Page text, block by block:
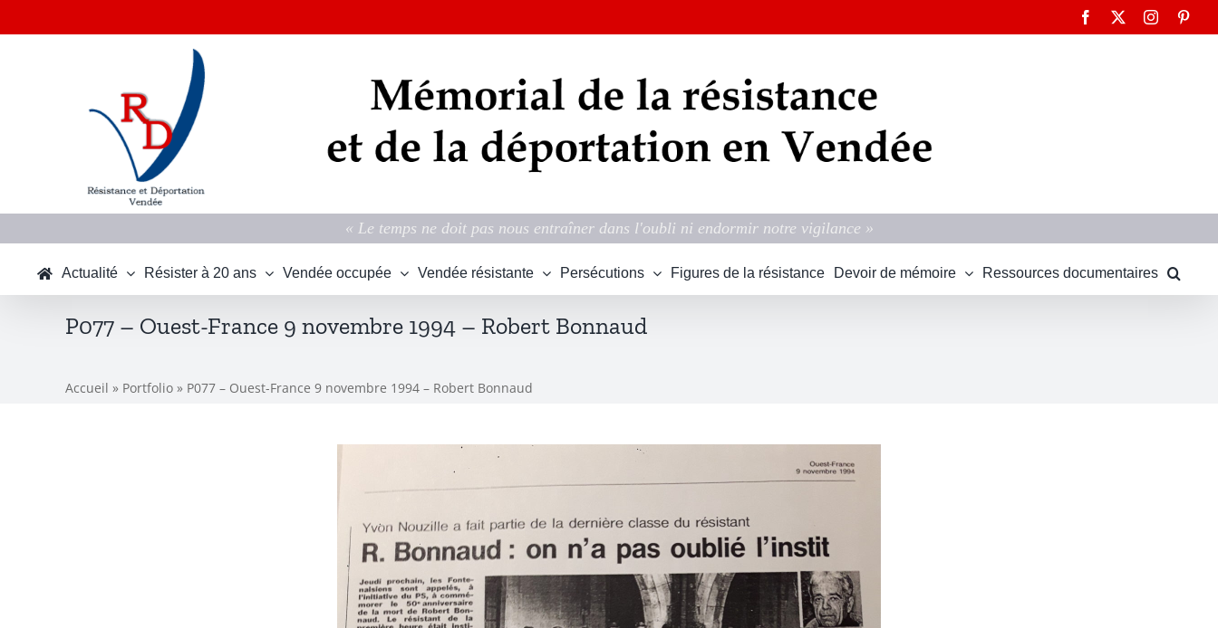
au
Facebook Instagram
« Le temps ne doit pas nous entraîner dans l'oubli ni endormir notre vigilance »
Actualité Résister à 20 ans Vendée occupée Vendée résistante Persécutions Figures de la résistance Devoir de mémoire Ressources documentaires
P077 – Ouest-France 9 novembre 1994 – Robert Bonnaud
Accueil » Portfolio » P077 – Ouest-France 9 novembre 1994 – Robert Bonnaud